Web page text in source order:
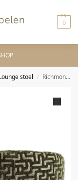
0
stoel / Richmond – Lounge stoel Hannah moss labyrinth fire retardant